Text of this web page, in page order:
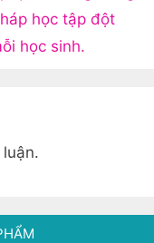
học tập đột
học sinh.